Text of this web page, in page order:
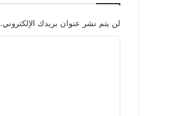
لن يتم نشر عنوان بريدك الإلكتروني.